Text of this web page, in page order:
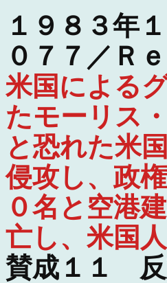
１９８３年
０７７／Ｒ
米国による
たモーリス
と恐れた米
侵攻し、政
０名と空港
亡し、米国
賛成１１